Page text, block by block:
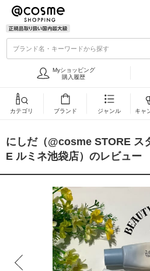
ブランド名・キーワードから探す
Myショッピング
購入履歴
カテゴリ ブランド ジャンル キャ
にしだ（@cosme STORE ス
E ルミネ池袋店）のレビュー